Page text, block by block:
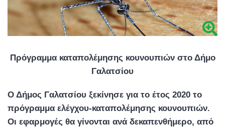
Πρόγραμμα καταπολέμησης κουνουπιών στο Δήμο
Γαλατσίου
Ο Δήμος Γαλατσίου ξεκίνησε για το έτος 2020 το
πρόγραμμα ελέγχου-καταπολέμησης κουνουπιών.
Οι εφαρμογές θα γίνονται ανά δεκαπενθήμερο, από